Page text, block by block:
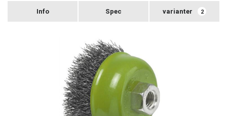
varianter 2